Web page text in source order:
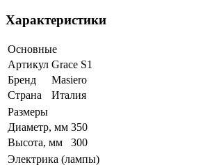
Характеристики
Основные
Артикул Grace S1
Бренд
Masiero
Страна
Италия
Размеры
Диаметр, мм 350
Высота, мм
300
Электрика (лампы)